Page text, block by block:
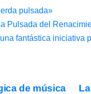
pulsada»
Pulsada del
fantástica iniciativa
de música